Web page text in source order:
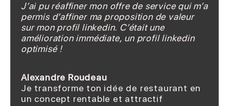
J’ai pu réaffiner mon offre de service qui m’a
permis d’affiner ma proposition de valeur
sur mon profil linkedin. C’était une
amélioration immédiate, un profil linkedin
optimisé !
Alexandre Roudeau
Je transforme ton idée de restaurant en
un concept rentable et attractif